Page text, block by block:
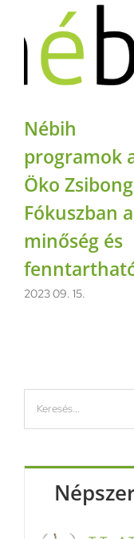
Nébih
programok
Öko
Fókuszban a
minőség és
2023 09. 15.